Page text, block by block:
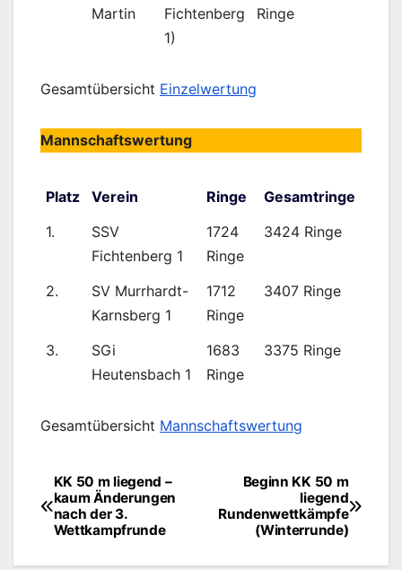
Martin
Fichtenberg
1)
Ringe
Gesamtübersicht Einzelwertung
Mannschaftswertung
Platz Verein Ringe
Gesamtringe
1.
SSV
Fichtenberg 1
1724
Ringe
3424 Ringe
2.
SV Murrhardt-
Karnsberg 1
1712
Ringe
3407 Ringe
3.
SGi
Heutensbach 1
1683
Ringe
3375 Ringe
Gesamtübersicht Mannschaftswertung
Beitragsnavigation
Beginn KK 50 m
liegend
Rundenwettkämpfe
(Winterrunde)
KK 50 m liegend –
kaum Änderungen
nach der 3.
Wettkampfrunde